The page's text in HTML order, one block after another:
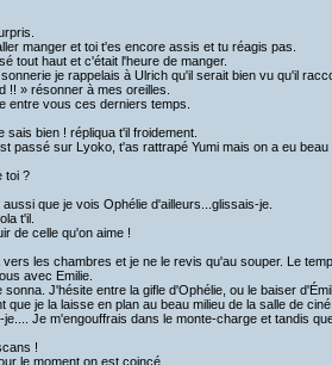
manger et toi t'es encore assis et tu réagis pas.
tout haut et c'était l'heure de manger.
je rappelais à Ulrich qu'il serait bien vu qu'il
!! » résonner à mes oreilles.
entre vous ces derniers temps.
bien ! répliqua t'il froidement.
passé sur Lyoko, t'as rattrapé Yumi mais on a eu
toi ?
que je vois Ophélie d'ailleurs...glissais-je.
t'il.
de celle qu'on aime !
les chambres et je ne le revis qu'au souper. Le
avec Emilie.
J'hésite entre la gifle d'Ophélie, ou le baiser
je la laisse en plan au beau milieu de la salle de ciné.
Je m'engouffrais dans le monte-charge et tandis
!
le moment on est coincé...